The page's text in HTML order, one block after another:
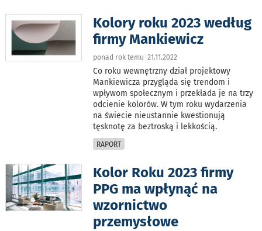
Kolory roku 2023 według
firmy Mankiewicz
ponad rok temu 21.11.2022
Co roku wewnętrzny dział projektowy
Mankiewicza przygląda się trendom i
wpływom społecznym i przekłada je na trzy
odcienie kolorów. W tym roku wydarzenia
na świecie nieustannie kwestionują
tęsknotę za beztroską i lekkością.
RAPORT
Kolor Roku 2023 firmy
PPG ma wpłynąć na
wzornictwo
przemysłowe